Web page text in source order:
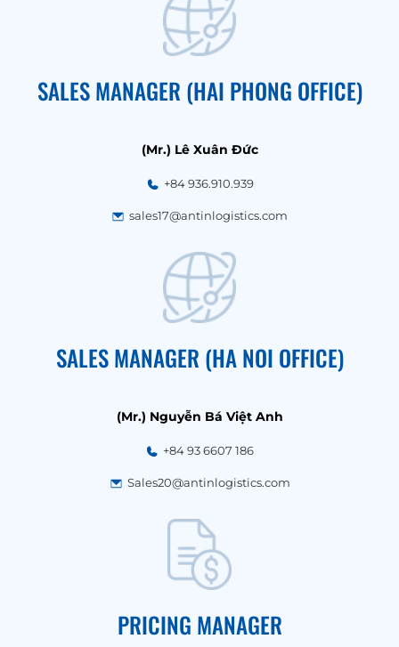
SALES MANAGER (HAI PHONG OFFICE)
(Mr.) Lê Xuân Đức
+84 936.910.939
sales17@antinlogistics.com
SALES MANAGER (HA NOI OFFICE)
(Mr.) Nguyễn Bá Việt Anh
+84 93 6607 186
Sales20@antinlogistics.com
PRICING MANAGER